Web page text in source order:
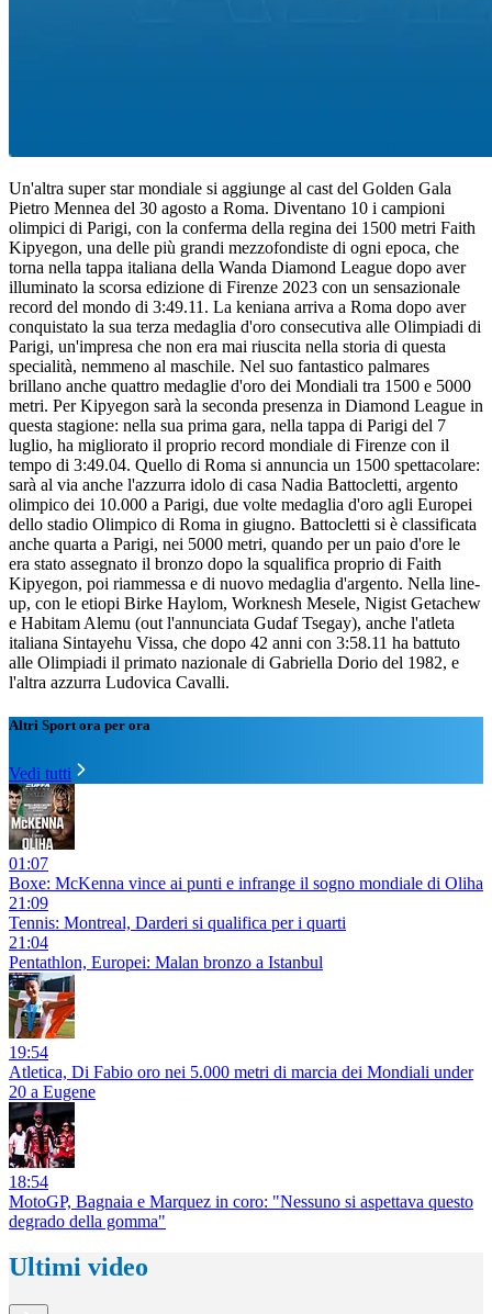
Un'altra super star mondiale si aggiunge al cast del Golden Gala
Pietro Mennea del 30 agosto a Roma. Diventano 10 i campioni
olimpici di Parigi, con la conferma della regina dei 1500 metri Faith
Kipyegon, una delle più grandi mezzofondiste di ogni epoca, che
torna nella tappa italiana della Wanda Diamond League dopo aver
illuminato la scorsa edizione di Firenze 2023 con un sensazionale
record del mondo di 3:49.11. La keniana arriva a Roma dopo aver
conquistato la sua terza medaglia d'oro consecutiva alle Olimpiadi di
Parigi, un'impresa che non era mai riuscita nella storia di questa
specialità, nemmeno al maschile. Nel suo fantastico palmares
brillano anche quattro medaglie d'oro dei Mondiali tra 1500 e 5000
metri. Per Kipyegon sarà la seconda presenza in Diamond League in
questa stagione: nella sua prima gara, nella tappa di Parigi del 7
luglio, ha migliorato il proprio record mondiale di Firenze con il
tempo di 3:49.04. Quello di Roma si annuncia un 1500 spettacolare:
sarà al via anche l'azzurra idolo di casa Nadia Battocletti, argento
olimpico dei 10.000 a Parigi, due volte medaglia d'oro agli Europei
dello stadio Olimpico di Roma in giugno. Battocletti si è classificata
anche quarta a Parigi, nei 5000 metri, quando per un paio d'ore le
era stato assegnato il bronzo dopo la squalifica proprio di Faith
Kipyegon, poi riammessa e di nuovo medaglia d'argento. Nella line-
up, con le etiopi Birke Haylom, Worknesh Mesele, Nigist Getachew
e Habitam Alemu (out l'annunciata Gudaf Tsegay), anche l'atleta
italiana Sintayehu Vissa, che dopo 42 anni con 3:58.11 ha battuto
alle Olimpiadi il primato nazionale di Gabriella Dorio del 1982, e
l'altra azzurra Ludovica Cavalli.
Altri Sport ora per ora
Vedi tutti
01:07
Boxe: McKenna vince ai punti e infrange il sogno mondiale di Oliha
21:09
Tennis: Montreal, Darderi si qualifica per i quarti
21:04
Pentathlon, Europei: Malan bronzo a Istanbul
19:54
Atletica, Di Fabio oro nei 5.000 metri di marcia dei Mondiali under
20 a Eugene
18:54
MotoGP, Bagnaia e Marquez in coro: "Nessuno si aspettava questo
degrado della gomma"
Ultimi video